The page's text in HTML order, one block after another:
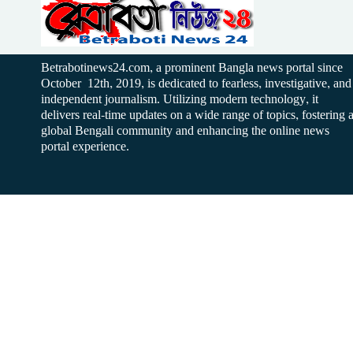
Betrabotinews24.com, a prominent Bangla news portal since
October 12th, 2019, is dedicated to fearless, investigative, and
independent journalism. Utilizing modern technology, it
delivers real-time updates on a wide range of topics, fostering a
global Bengali community and enhancing the online news
portal experience.